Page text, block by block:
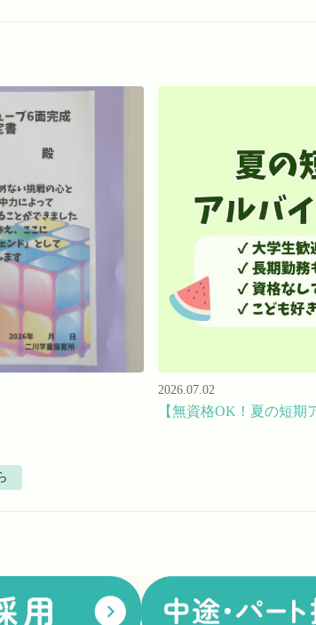
2026.07.02
【無資格OK！夏の短期